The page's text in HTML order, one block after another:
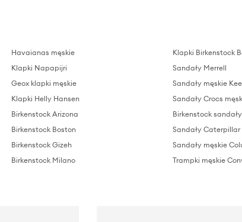
Havaianas męskie
Klapki Napapijri
Geox klapki męskie
Klapki Helly Hansen
Birkenstock Arizona
Birkenstock Boston
Birkenstock Gizeh
Birkenstock Milano
Klapki Birkenstock
Sandały Merrell
Sandały męskie
Sandały Crocs
Birkenstock
Sandały Caterpillar
Sandały męskie
Trampki męskie